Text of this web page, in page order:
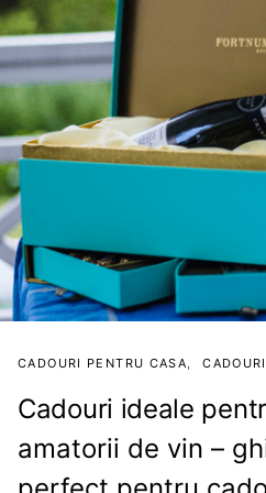
CADOURI PENTRU CASA
Cadouri ideale
amatorii de vin –